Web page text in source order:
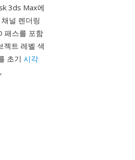
3ds Max에
널 렌더링
패스를 포함
젝트 레벨 색
초기 시각